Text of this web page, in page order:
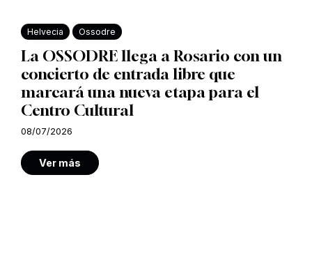
Helvecia Ossodre
La OSSODRE llega a Rosario con un
concierto de entrada libre que
marcará una nueva etapa para el
Centro Cultural
08/07/2026
Ver más